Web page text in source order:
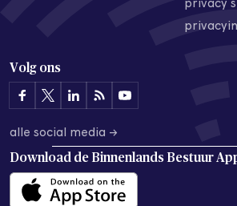
privacy
Volg ons
alle social media →
Download de Binnenlands Bestuur